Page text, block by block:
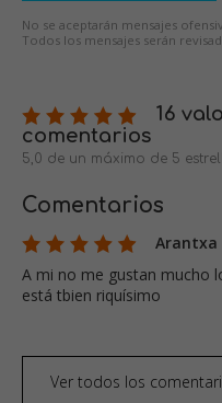
No se aceptarán mensajes
Todos los mensajes serán
16
comentarios
5,0 de un máximo de 5
Comentarios
Arantxa
A mi no me gustan mucho
está tbien riquísimo
Ver todos los